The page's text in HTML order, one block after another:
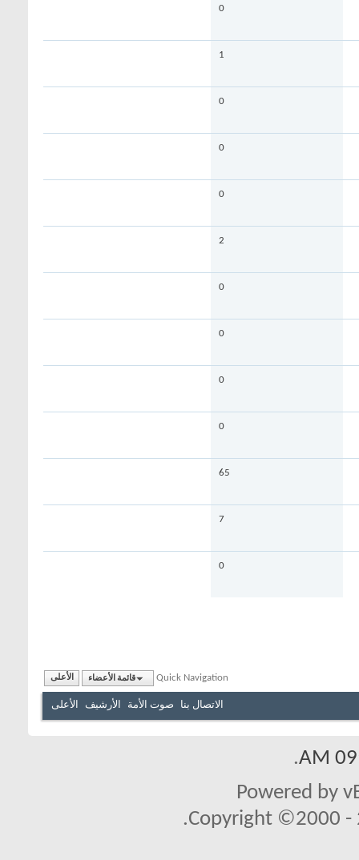
0
1
0
0
0
2
0
0
0
0
65
7
0
Quick Navigation قائمة الأعضاء الأعلى
الاتصال بنا صوت الأمة الأرشيف الأعلى
.
Powered by
Copyright ©2000 -